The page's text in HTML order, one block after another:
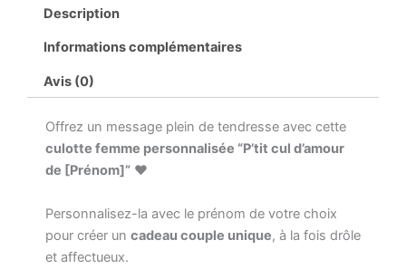
Lingerie
Femme
Cadeau
Tailles
Description
Informations complémentaires
Avis (0)
Offrez un message plein de tendresse avec cette
culotte femme personnalisée “P’tit cul d’amour
de [Prénom]” ❤️
Personnalisez-la avec le prénom de votre choix
pour créer un cadeau couple unique, à la fois drôle
et affectueux.